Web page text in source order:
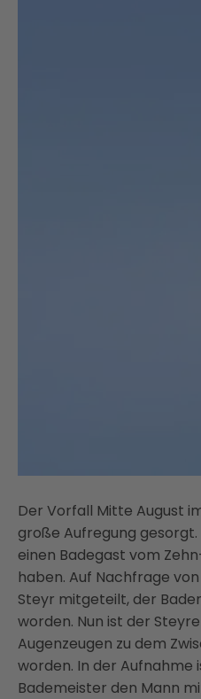
Der Vorfall Mitte August
große Aufregung gesorgt.
einen Badegast vom
haben. Auf Nachfrage
Steyr mitgeteilt, der
worden. Nun ist der
Augenzeugen zu dem
worden. In der Aufnahme
Bademeister den Mann